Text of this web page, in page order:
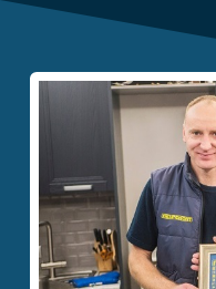
объявляет мастер
Примечание:
В связи с
объема работ по
диспетчер
стоимость.Точную
непосредственной
Мастер имеет право